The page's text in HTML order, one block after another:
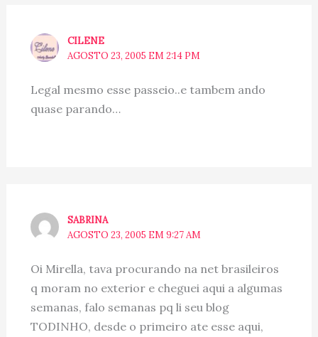
CILENE
AGOSTO 23, 2005 EM 2:14 PM
Legal mesmo esse passeio..e tambem ando
quase parando…
SABRINA
AGOSTO 23, 2005 EM 9:27 AM
Oi Mirella, tava procurando na net brasileiros
q moram no exterior e cheguei aqui a algumas
semanas, falo semanas pq li seu blog
TODINHO, desde o primeiro ate esse aqui,